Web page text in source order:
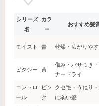
シリーズ
名
カラ
ー
おすすめ髪
モイスト 青 乾燥・広がりや
ビタシー 黄
傷み・パサつき
ナードライ
コントロ
ール
ピン
ク
クセ毛・うねり
に弱い髪